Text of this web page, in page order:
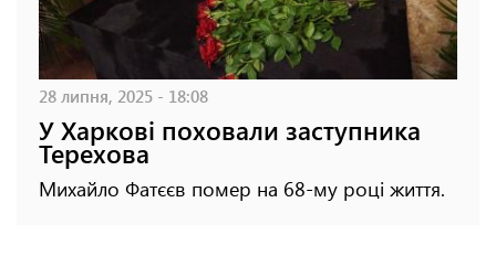
28 липня, 2025 - 18:08
У Харкові поховали заступника
Терехова
Михайло Фатєєв помер на 68-му році життя.